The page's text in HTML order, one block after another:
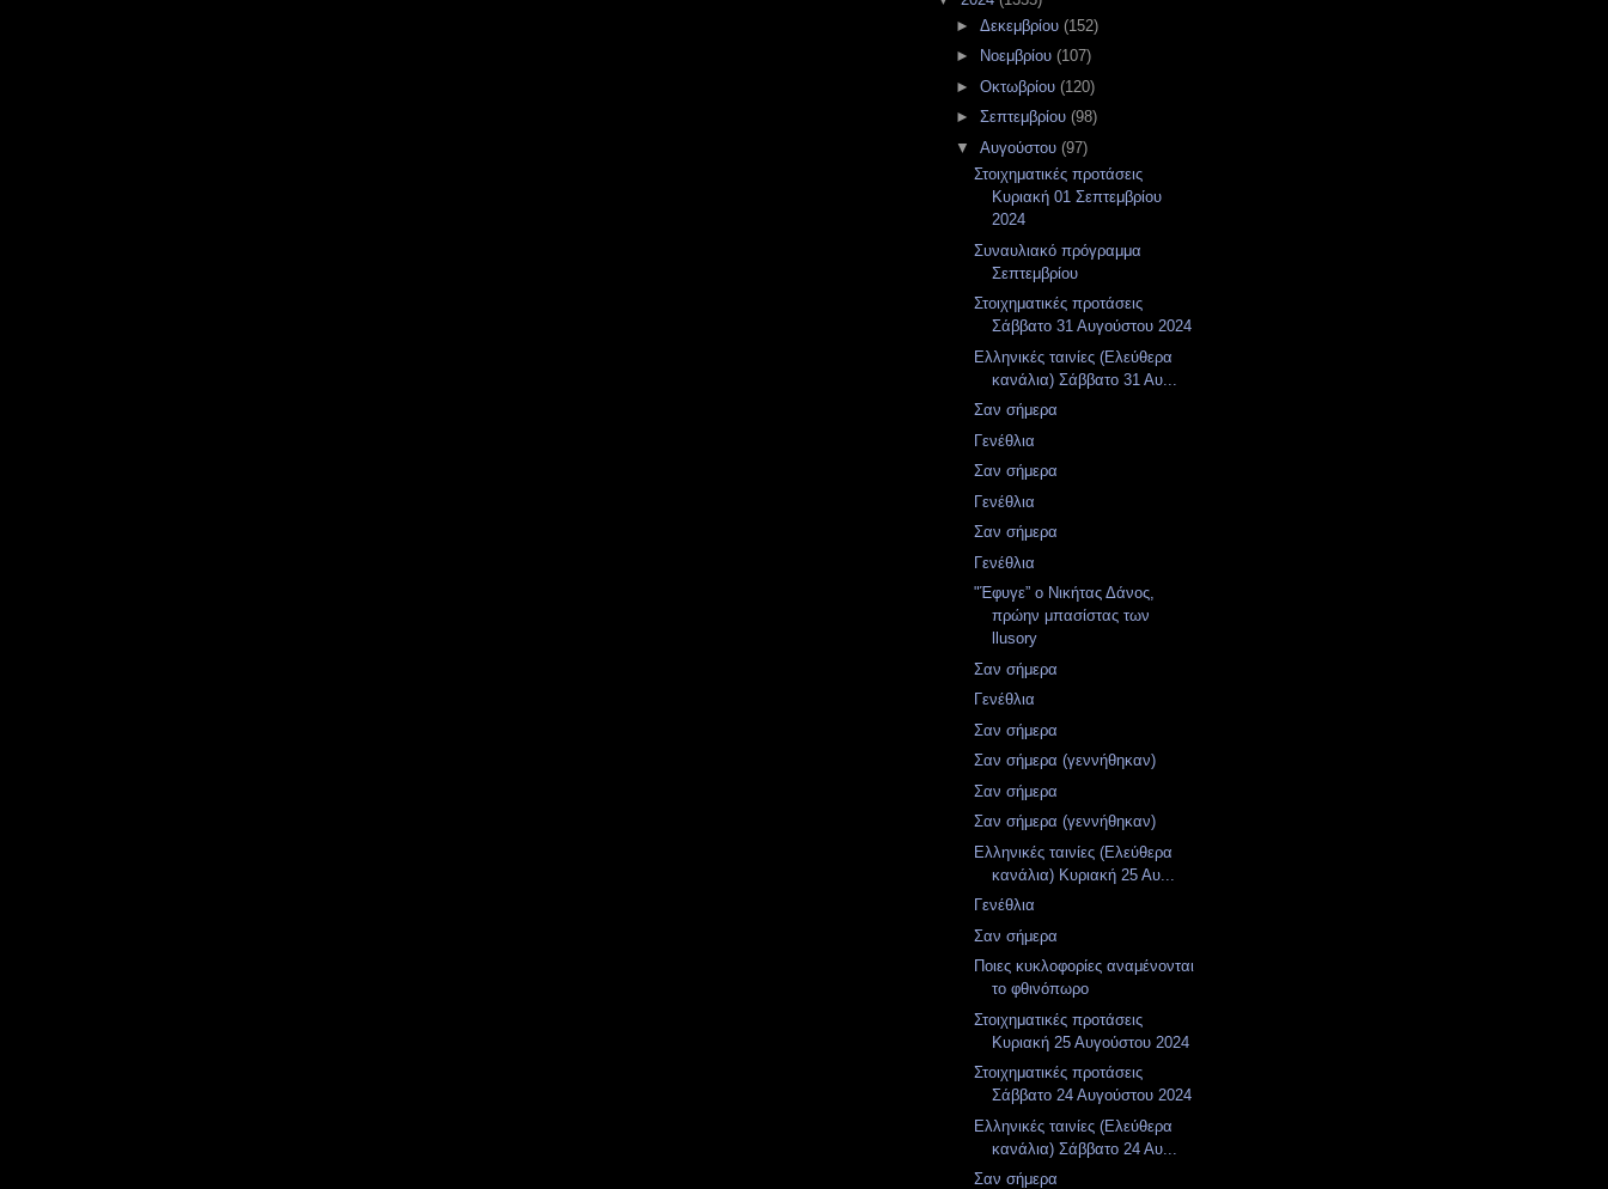
► Δεκεμβρίου (152)
►
Νοεμβρίου (107)
► Οκτωβρίου (120)
► Σεπτεμβρίου (98)
▼ Αυγούστου (97)
Στοιχηματικές προτάσεις
Κυριακή 01 Σεπτεμβρίου
2024
Συναυλιακό πρόγραμμα
Σεπτεμβρίου
Στοιχηματικές προτάσεις
Σάββατο 31 Αυγούστου 2024
Ελληνικές ταινίες (Ελεύθερα
κανάλια) Σάββατο 31 Αυ...
Σαν σήμερα
Γενέθλια
Σαν σήμερα
Γενέθλια
Σαν σήμερα
Γενέθλια
"Έφυγε” ο Νικήτας Δάνος,
πρώην μπασίστας των
llusory
Σαν σήμερα
Γενέθλια
Σαν σήμερα
Σαν σήμερα (γεννήθηκαν)
Σαν σήμερα
Σαν σήμερα (γεννήθηκαν)
Ελληνικές ταινίες (Ελεύθερα
κανάλια) Κυριακή 25 Αυ...
Γενέθλια
Σαν σήμερα
Ποιες κυκλοφορίες αναμένονται
το φθινόπωρο
Στοιχηματικές προτάσεις
Κυριακή 25 Αυγούστου 2024
Στοιχηματικές προτάσεις
Σάββατο 24 Αυγούστου 2024
Ελληνικές ταινίες (Ελεύθερα
κανάλια) Σάββατο 24 Αυ...
Σαν σήμερα